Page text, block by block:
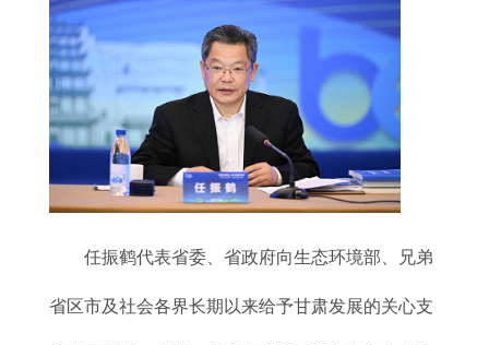
任振鹤代表省委、省政府向生态环境部、兄弟
省区市及社会各界长期以来给予甘肃发展的关心支